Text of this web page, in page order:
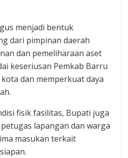
menjadi bentuk
dari pimpinan daerah
dan pemeliharaan aset
keseriusan Pemkab Barru
dan memperkuat daya
fisik fasilitas, Bupati juga
lapangan dan warga
masukan terkait